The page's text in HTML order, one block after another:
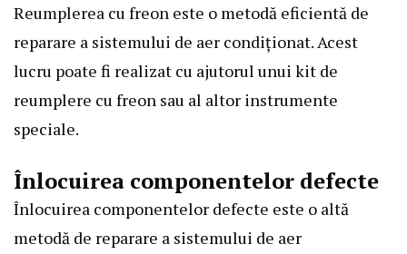
Reumplerea cu freon este o metodă eficientă de
reparare a sistemului de aer condiționat. Acest
lucru poate fi realizat cu ajutorul unui kit de
reumplere cu freon sau al altor instrumente
speciale.
Înlocuirea componentelor defecte
Înlocuirea componentelor defecte este o altă
metodă de reparare a sistemului de aer